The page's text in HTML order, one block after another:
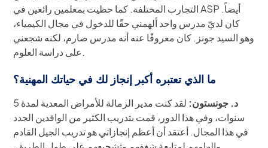
التجارب المختلفة. كما حظيت بمعلمين رائعين في ASP أيضاً.
كان لديّ مدرس واحد ألهمني حقًا للدخول في مجال الكيمياء،
وهو السيد جونز. كان معروفًا عنه أنه مدرس صارم، لكنه شجعني
على دراسة العلوم.
ما الذي تعتبره أكبر إنجاز لك في حياتك المهنية؟
د. جونستون:
لقد كنت مدير الزمالة للأمراض المعدية لمدة 5
سنوات، وفي هذا الدور، قمت بتدريب الكثير من الوافدين الجدد
في هذا المجال. أعتقد أن أعظم إنجازاتي هو تدريب الجيل القادم